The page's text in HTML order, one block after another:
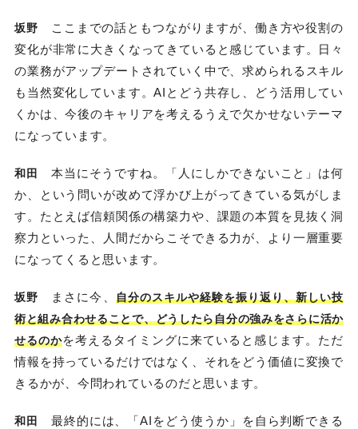
坂野 ここまでの話ともつながりますが、働き方や役割の
変化が非常に大きくなってきていると感じています。日々
の業務がアップデートされていく中で、求められるスキル
も当然変化しています。AIとどう共存し、どう活用してい
くかは、今後のキャリアを考えるうえで欠かせないテーマ
になっています。
和田
本当にそうですね。「人にしかできないこと」は何
か、という問いが改めて浮かび上がってきている気がしま
す。たとえば信頼関係の構築力や、課題の本質を見抜く洞
察力といった、人間だからこそできる力が、より一層重要
になってくると思います。
坂野 まさに今、 自分のスキルや経験を振り返り、新しい技
術と組み合わせることで、どうしたら自分の強みをさらに活か
せるのかを考えるタイミングに来ていると感じます。ただ
情報を持っているだけではなく、それをどう価値に変換で
きるかが、今問われているのだと思います。
和田
最終的には、「AIをどう使うか」を自ら判断できる